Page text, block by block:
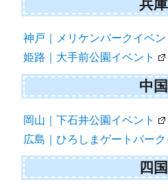
兵庫
神戸｜メリケンパークイベン
姫路｜大手前公園イベント
中国
岡山｜下石井公園イベント
広島｜ひろしまゲートパーク
四国